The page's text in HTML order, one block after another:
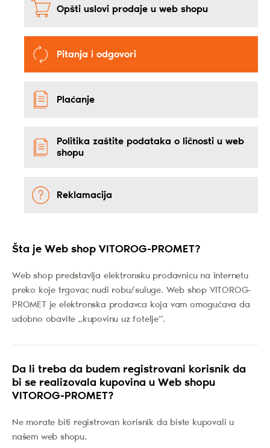
Opšti uslovi prodaje u web shopu
Pitanja i odgovori
Plaćanje
Politika zaštite podataka o ličnosti u web
shopu
Reklamacija
Šta je Web shop VITOROG-PROMET?
Web shop predstavlja elektronsku prodavnicu na internetu
preko koje trgovac nudi robu/suluge. Web shop VITOROG-
PROMET je elektronska prodavca koja vam omogućava da
udobno obavite „kupovinu uz fotelje“.
Da li treba da budem registrovani korisnik da
bi se realizovala kupovina u Web shopu
VITOROG-PROMET?
Ne morate biti registrovan korisnik da biste kupovali u
našem web shopu.